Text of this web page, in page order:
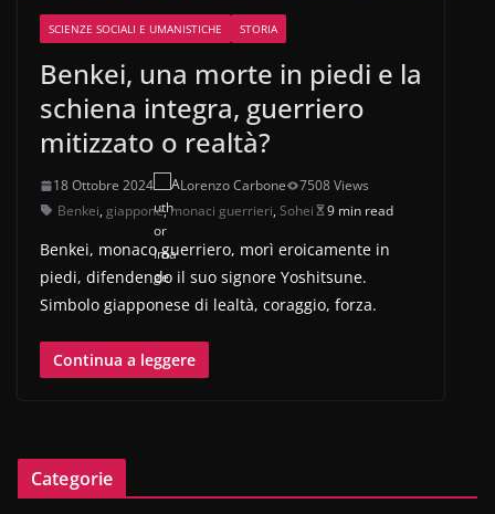
SCIENZE SOCIALI E UMANISTICHE STORIA
Benkei, una morte in piedi e la
schiena integra, guerriero
mitizzato o realtà?
18 Ottobre 2024 Lorenzo Carbone
7508 Views
Benkei, giappone,monaci guerrieri, Sohei 9 min read
Benkei, monaco guerriero, morì eroicamente in
piedi, difendendo il suo signore Yoshitsune.
Simbolo giapponese di lealtà, coraggio, forza.
Continua a leggere
Categorie